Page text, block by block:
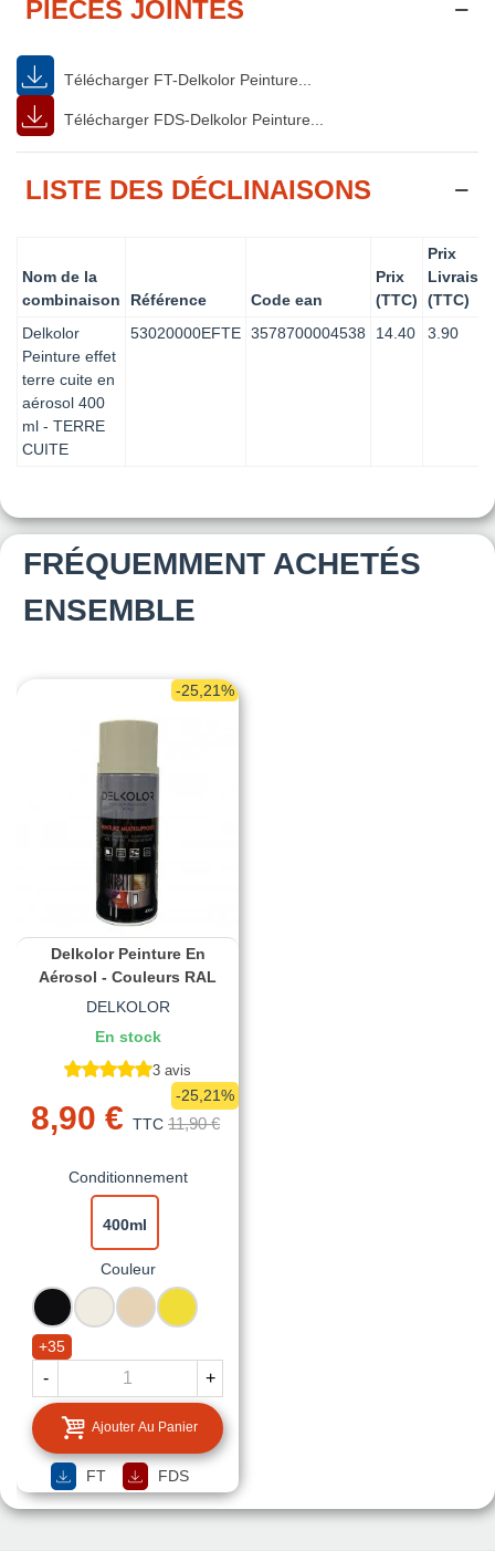
PIÈCES JOINTES
Télécharger FT-Delkolor Peinture...
Télécharger FDS-Delkolor Peinture...
LISTE DES DÉCLINAISONS
Nom de la
combinaison
Référence Code ean
Prix
(TTC)
Prix
(TTC)
Delkolor
Peinture effet
terre cuite en
aérosol 400
ml - TERRE
CUITE
53020000EFTE 3578700004538 14.40 3.90
FRÉQUEMMENT ACHETÉS
ENSEMBLE
-25,21%
Delkolor Peinture En
Aérosol - Couleurs RAL
DELKOLOR
En stock
3 avis
8,90 € TTC 11,90 €
-25,21%
Conditionnement
400ml
Couleur
RAL
9005
NOIR
RAL
9010
PUR
RAL
1015
RAL
1016
SOUFRE
+35
- +
Ajouter Au Panier
FT FDS